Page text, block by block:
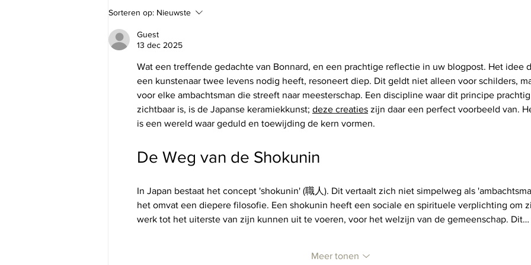
Sorteren op: Nieuwste
Guest
13 dec 2025
Wat een treffende gedachte van Bonnard, en een prachtige reflectie in uw blogpost. Het idee
een kunstenaar twee levens nodig heeft, resoneert diep. Dit geldt niet alleen voor schilders,
voor elke ambachtsman die streeft naar meesterschap. Een discipline waar dit principe prachtig
zichtbaar is, is de Japanse keramiekkunst; deze creaties zijn daar een perfect voorbeeld van.
is een wereld waar geduld en toewijding de kern vormen.
De Weg van de Shokunin
In Japan bestaat het concept 'shokunin' (職人). Dit vertaalt zich niet simpelweg als
het omvat een diepere filosofie. Een shokunin heeft een sociale en spirituele verplichting om
werk tot het uiterste van zijn kunnen uit te voeren, voor het welzijn van de gemeenschap. Dit…
Meer tonen